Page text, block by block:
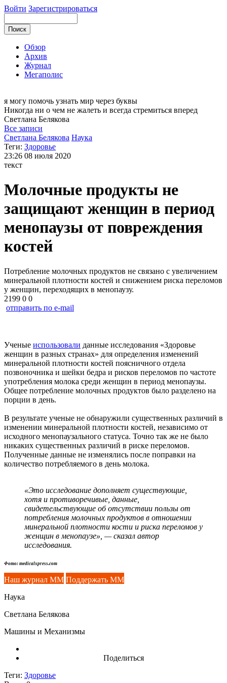
Войти Зарегистрироваться
Обзор
Архив
Журнал
Мегаполис
я могу помочь узнать мир через буквы
Никогда ни о чем не жалеть и всегда стремиться вперед
Светлана Белякова
Все записи
Светлана Белякова Наука
Теги: Здоровье
23:26 08 июля 2020
текст
Молочные продукты не
защищают женщин в период
менопаузы от повреждения
костей
Потребление молочных продуктов не связано с увеличением
минеральной плотности костей и снижением риска переломов
у женщин, переходящих в менопаузу.
2199 0 0
отправить по e-mail
Ученые использовали данные исследования «Здоровье
женщин в разных странах» для определения изменений
минеральной плотности костей поясничного отдела
позвоночника и шейки бедра и рисков переломов по частоте
употребления молока среди женщин в период менопаузы.
Общее потребление молочных продуктов было разделено на
порции в день.
В результате ученые не обнаружили существенных различий в
изменении минеральной плотности костей, независимо от
исходного менопаузального статуса. Точно так же не было
никаких существенных различий в риске переломов.
Полученные данные не изменялись после поправки на
количество потребляемого в день молока.
«Это исследование дополняет существующие,
хотя и противоречивые, данные,
свидетельствующие об отсутствии пользы от
потребления молочных продуктов в отношении
минеральной плотности кости и риска переломов у
женщин в менопаузе», — сказал автор
исследования.
Фото: medicalxpress.com
Наш журнал ММ Поддержать ММ
Наука
Светлана Белякова
Машины и Механизмы
Поделиться
Теги: Здоровье